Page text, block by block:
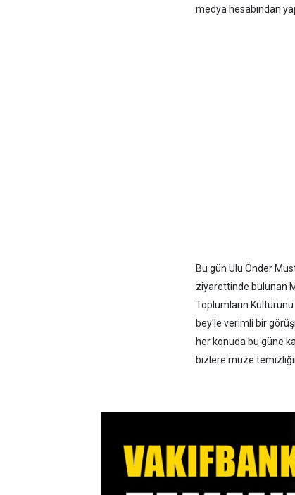
medya hesabından
Bu gün Ulu Önder
ziyarettinde bulunan
Toplumlarin
bey'le verimli bir
her konuda bu güne
bizlere müze